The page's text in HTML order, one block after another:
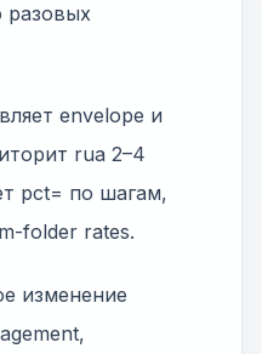
разовых
envelope и
rua 2–4
pct= по шагам,
folder rates.
изменение